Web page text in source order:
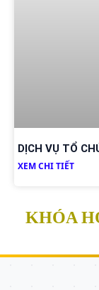
DỊCH VỤ TỔ
XEM CHI TIẾT
KHÓA